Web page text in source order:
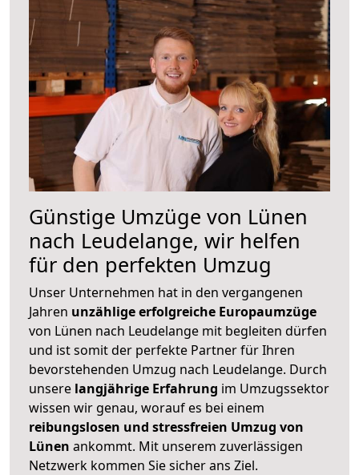
Günstige Umzüge von Lünen
nach Leudelange, wir helfen
für den perfekten Umzug
Unser Unternehmen hat in den vergangenen
Jahren unzählige erfolgreiche Europaumzüge
von Lünen nach Leudelange mit begleiten dürfen
und ist somit der perfekte Partner für Ihren
bevorstehenden Umzug nach Leudelange. Durch
unsere langjährige Erfahrung im Umzugssektor
wissen wir genau, worauf es bei einem
reibungslosen und stressfreien Umzug von
Lünen ankommt. Mit unserem zuverlässigen
Netzwerk kommen Sie sicher ans Ziel.